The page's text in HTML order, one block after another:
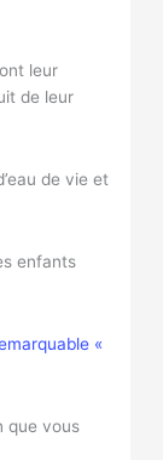
leur
de leur
de vie et
enfants
«
que vous